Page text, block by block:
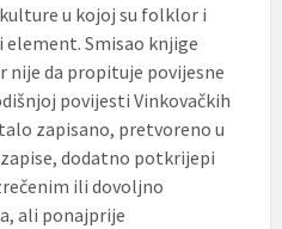
u kojoj su folklor i
Smisao knjige
nije da propituje povijesne
povijesti Vinkovačkih
zapisano, pretvoreno u
dodatno potkrijepi
ili dovoljno
ali ponajprije